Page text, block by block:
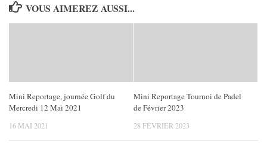
VOUS AIMEREZ AUSSI...
Mini Reportage, journée Golf du
Mercredi 12 Mai 2021
16 MAI 2021
Mini Reportage Tournoi de Padel
de Février 2023
28 FÉVRIER 2023